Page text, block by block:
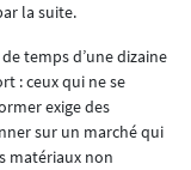
la suite.
temps d’une dizaine
: ceux qui ne se
exige des
sur un marché qui
matériaux non